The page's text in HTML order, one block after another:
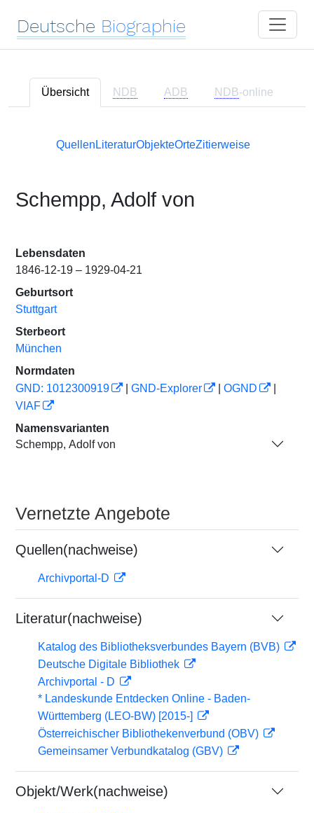
Deutsche Biographie
Übersicht NDB ADB NDB-online
Quellen LiteraturObjekteOrteZitierweise
Schempp, Adolf von
Lebensdaten
1846-12-19 – 1929-04-21
Geburtsort
Stuttgart
Sterbeort
München
Normdaten
GND: 1012300919
GND-Explorer OGND
VIAF
Namensvarianten
Schempp, Adolf von
Vernetzte Angebote
Quellen(nachweise)
Archivportal-D
Literatur(nachweise)
Katalog des Bibliotheksverbundes Bayern (BVB)
Deutsche Digitale Bibliothek
Archivportal - D
* Landeskunde Entdecken Online - Baden-
Württemberg (LEO-BW) [2015-]
Österreichischer Bibliothekenverbund (OBV)
Gemeinsamer Verbundkatalog (GBV)
Objekt/Werk(nachweise)